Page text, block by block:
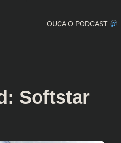
OUÇA O PODCAST
Softstar